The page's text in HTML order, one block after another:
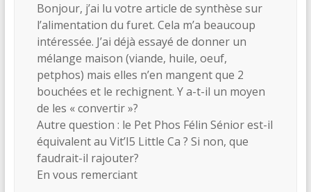
Bonjour, j’ai lu votre article de synthèse sur
l’alimentation du furet. Cela m’a beaucoup
intéressée. J’ai déjà essayé de donner un
mélange maison (viande, huile, oeuf,
petphos) mais elles n’en mangent que 2
bouchées et le rechignent. Y a-t-il un moyen
de les « convertir »?
Autre question : le Pet Phos Félin Sénior est-il
équivalent au Vit’I5 Little Ca ? Si non, que
faudrait-il rajouter?
En vous remerciant